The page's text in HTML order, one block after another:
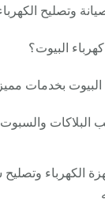
وتصليح
البيوت؟
البيوت بخدمات
والسبوت
الكهرباء وتصليح